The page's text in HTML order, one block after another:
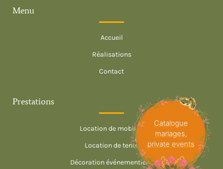
Location tente invitée Saint-Raphaël
Catalogue
mariages,
private events
Menu
Accueil
Réalisations
Contact
Prestations
Location de mobilier
Location de tente
Décoration événementielle